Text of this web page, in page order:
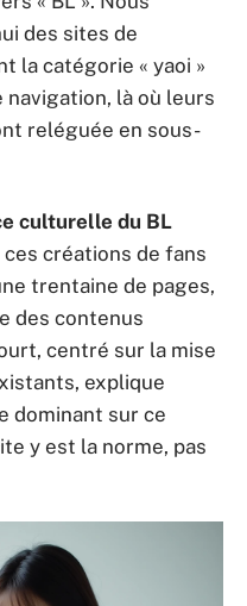
des sites de
la catégorie « yaoi »
là où leurs
reléguée en sous-
culturelle du BL
ces créations de fans
trentaine de pages,
des contenus
centré sur la mise
explique
dominant sur ce
y est la norme, pas